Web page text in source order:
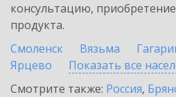
консультацию,
продукта.
Смоленск
Вязьма
Ярцево
Показать все
Смотрите также: Россия,